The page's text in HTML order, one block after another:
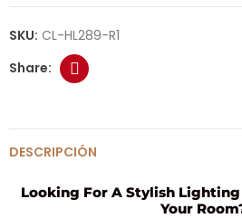
SKU: CL-HL289-R1
DESCRIPCIÓN
Looking For A Stylish
Your